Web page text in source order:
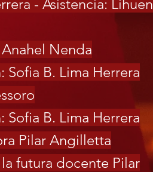
- Asistencia: Lihuen
Nenda
Sofia B. Lima Herrera
Sofia B. Lima Herrera
Pilar Angilletta
futura docente Pilar